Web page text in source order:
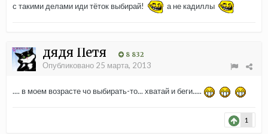
с такими делами иди тёток выбирай! а не кадиллы
дядя Петя 8 832
Опубликовано 25 марта, 2013
.... в моем возрасте чо выбирать-то... хватай и беги.....
1